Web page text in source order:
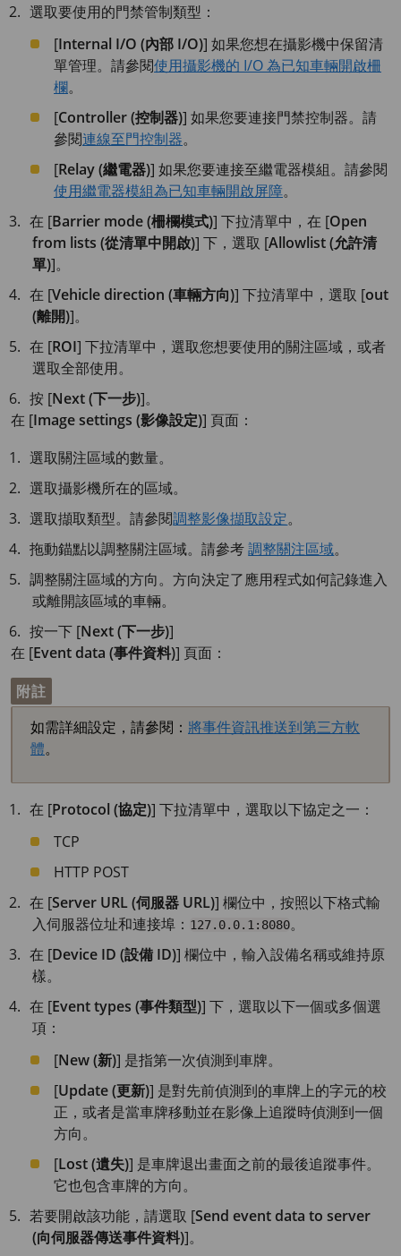
選取要使用的門禁管制類型：
[Internal I/O (內部 I/O)] 如果您想在攝影機中保留清
單管理。請參閱使用攝影機的 I/O 為已知車輛開啟柵
欄。
[Controller (控制器)] 如果您要連接門禁控制器。請
參閱連線至門控制器。
[Relay (繼電器)] 如果您要連接至繼電器模組。請參閱
使用繼電器模組為已知車輛開啟屏障。
在 [Barrier mode (柵欄模式)] 下拉清單中，在 [Open
from lists (從清單中開啟)] 下，選取 [Allowlist (允許清
單)]。
在 [Vehicle direction (車輛方向)] 下拉清單中，選取 [out
(離開)]。
在 [ROI] 下拉清單中，選取您想要使用的關注區域，或者
選取全部使用。
按 [Next (下一步)]。
在 [Image settings (影像設定)] 頁面：
選取關注區域的數量。
選取攝影機所在的區域。
選取擷取類型。請參閱調整影像擷取設定。
拖動錨點以調整關注區域。請參考調整關注區域。
調整關注區域的方向。方向決定了應用程式如何記錄進入
或離開該區域的車輛。
按一下 [Next (下一步)]
在 [Event data (事件資料)] 頁面：
附註
如需詳細設定，請參閱： 將事件資訊推送到第三方軟
體。
在 [Protocol (協定)] 下拉清單中，選取以下協定之一：
TCP
HTTP POST
在 [Server URL (伺服器 URL)] 欄位中，按照以下格式輸
入伺服器位址和連接埠： 127.0.0.1:8080。
在 [Device ID (設備 ID)] 欄位中，輸入設備名稱或維持原
樣。
在 [Event types (事件類型)] 下，選取以下一個或多個選
項：
[New (新)] 是指第一次偵測到車牌。
[Update (更新)] 是對先前偵測到的車牌上的字元的校
正，或者是當車牌移動並在影像上追蹤時偵測到一個
方向。
[Lost (遺失)] 是車牌退出畫面之前的最後追蹤事件。
它也包含車牌的方向。
若要開啟該功能，請選取 [Send event data to server
(向伺服器傳送事件資料)]。